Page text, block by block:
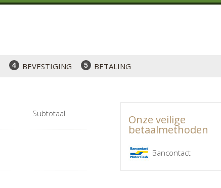
BEVESTIGING BETALING
Subtotaal Onze veilige
betaalmethoden
Bancontact